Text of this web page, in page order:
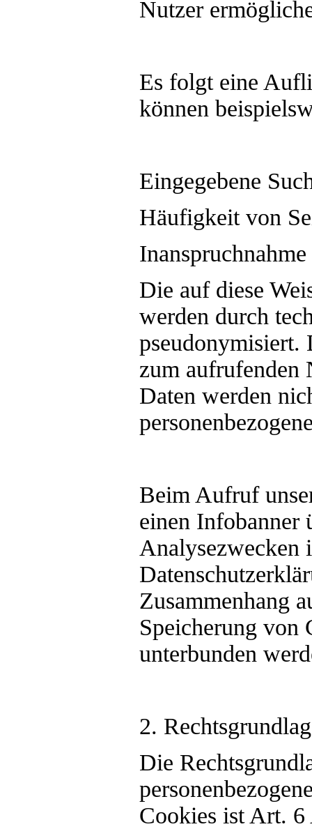
Nutzer
Es folgt eine
können
Eingegebene
Häufigkeit von
Die auf diese
werden durch
pseudonymisiert.
zum aufrufenden
Daten werden
Beim Aufruf
einen Infobanner
Analysezwecken
Zusammenhang
Speicherung von
unterbunden
2.
Die
Cookies ist Art.